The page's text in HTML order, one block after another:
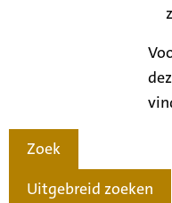
Zoek
Uitgebreid zoeken